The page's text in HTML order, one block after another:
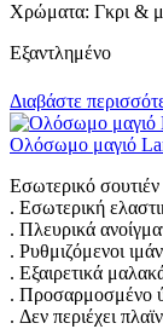
Χρώματα: Γκρι &
Εξαντλημένο
Διαβάστε
Ολόσωμο μαγιό
Εσωτερικό
. Εσωτερική
. Πλευρικά
. Ρυθμιζόμενοι
. Εξαιρετικά
. Προσαρμοσμένο
. Δεν περιέχει